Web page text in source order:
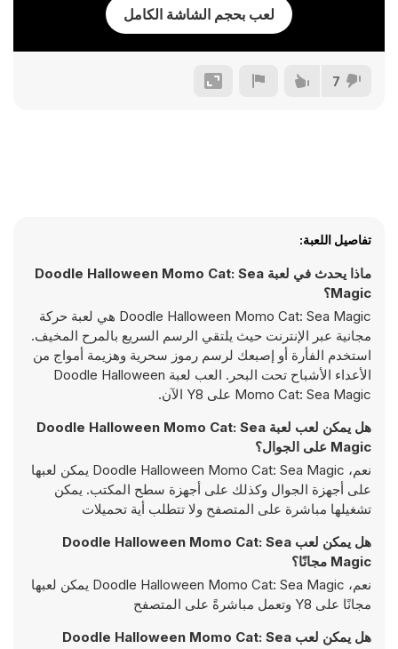
لعب بحجم الشاشة الكامل
7
تفاصيل اللعبة:
ماذا يحدث في لعبة Doodle Halloween Momo Cat: Sea
Magic؟
Doodle Halloween Momo Cat: Sea Magic هي لعبة حركة
مجانية عبر الإنترنت حيث يلتقي الرسم السريع بالمرح المخيف.
استخدم الفأرة أو إصبعك لرسم رموز سحرية وهزيمة أمواج من
الأعداء الأشباح تحت البحر. العب لعبة Doodle Halloween
Momo Cat: Sea Magic على Y8 الآن.
هل يمكن لعب لعبة Doodle Halloween Momo Cat: Sea
Magic على الجوال؟
نعم، Doodle Halloween Momo Cat: Sea Magic يمكن لعبها
على أجهزة الجوال وكذلك على أجهزة سطح المكتب. يمكن
تشغيلها مباشرة على المتصفح ولا تتطلب أية تحميلات
هل يمكن لعب Doodle Halloween Momo Cat: Sea
Magic مجانًا؟
نعم، Doodle Halloween Momo Cat: Sea Magic يمكن لعبها
مجانًا على Y8 وتعمل مباشرةً على المتصفح
هل يمكن لعب Doodle Halloween Momo Cat: Sea